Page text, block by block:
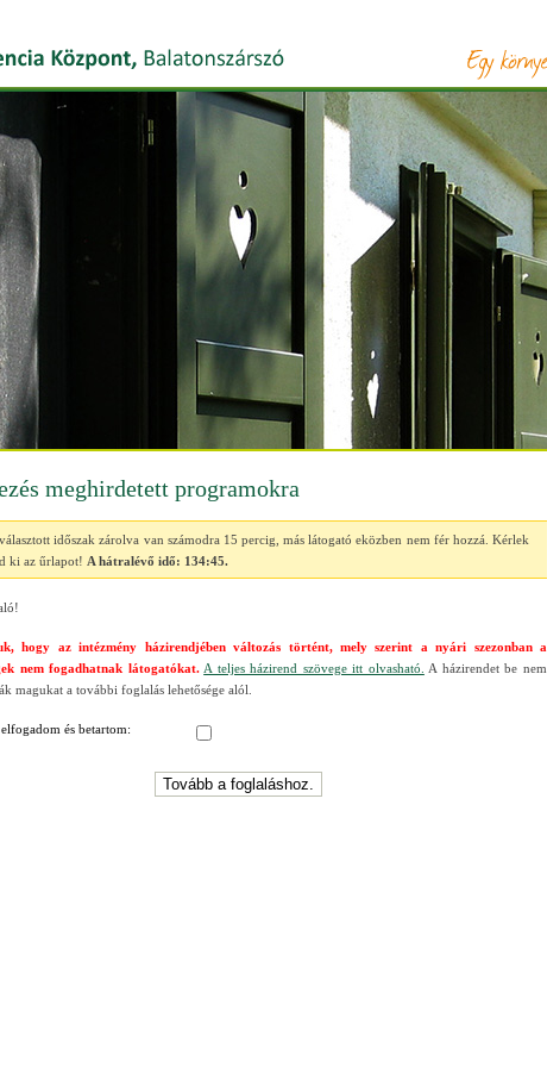
meghirdetett programokra
időszak zárolva van számodra 15 percig, más látogató eközben nem fér hozzá. Kérlek
ki az űrlapot! A hátralévő idő: 134:45.
hogy az intézmény házirendjében változás történt, mely szerint a nyári szezonban a
nem fogadhatnak látogatókat. A teljes házirend szövege itt olvasható.
A házirendet be nem
magukat a további foglalás lehetősége alól.
és betartom: